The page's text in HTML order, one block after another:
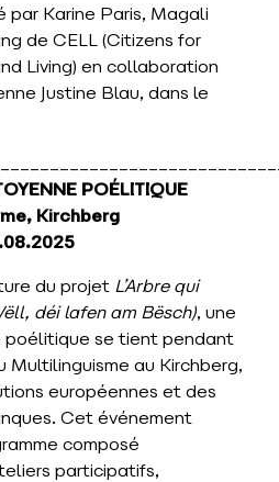
Karine Paris, Magali
de CELL (Citizens for
Living) en collaboration
Justine Blau, dans le
POÉLITIQUE
Kirchberg
du projet L’Arbre qui
déi lafen am Bësch), une
poélitique se tient pendant
Multilinguisme au Kirchberg,
européennes et des
Cet événement
composé
participatifs,